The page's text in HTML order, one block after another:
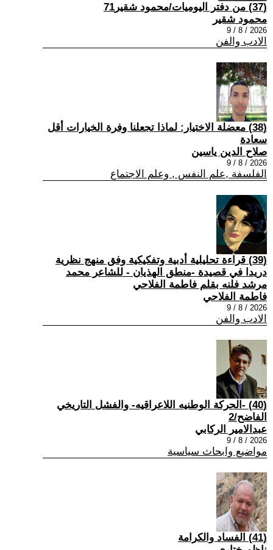
(37) من دفتر اليوميات/محمود شقير71
محمود شقير
2026 / 8 / 9
الادب والفن
(38) معضلة الاختيار: لماذا تجعلنا وفرة الخيارات أقل
سعادة
صلاح الدين ياسين
2026 / 8 / 9
الفلسفة ,علم النفس , وعلم الاجتماع
(39) قراءة تحليلية أدبية وتفكيكية وفق منهج نظرية
دريدا في قصيدة -منطق الهذيان - للشاعر محمد
مرشد فلنه بقلم فاطمة الفلاحي
فاطمة الفلاحي
2026 / 8 / 9
الادب والفن
(40) -الحركة الوطنيه اللاعراقيه- والفشل التاريخي
الفاضح/2
عبدالامير الركابي
2026 / 8 / 9
مواضيع وابحاث سياسية
(41) الفساد والكرامة